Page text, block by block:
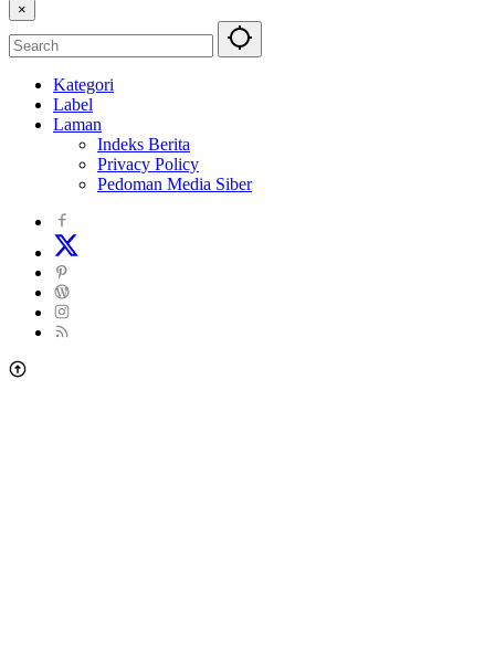
×
Kategori
Label
Laman
Indeks Berita
Privacy Policy
Pedoman Media Siber